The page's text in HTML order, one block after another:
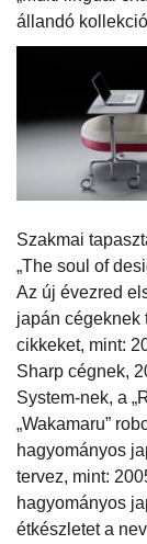
állandó
Szakmai
„The soul of
Az új évezred
japán cégeknek
cikkeket, mint:
Sharp cégnek,
System-nek, a
„Wakamaru”
hagyományos
tervez, mint:
hagyományos
étkészletet a